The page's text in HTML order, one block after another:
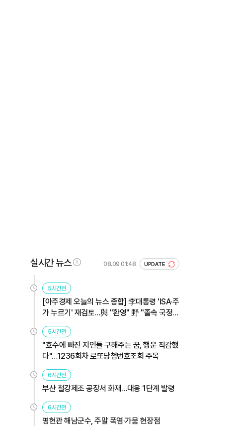
실시간 뉴스 08.09 01:48 UPDATE
5시간전
[아주경제 오늘의 뉴스 종합] 李대통령 'ISA·주
가 누르기' 재검토…與 "환영" 野 "졸속 국정"
外
5시간전
"호수에 빠진 지인들 구해주는 꿈, 행운 직감했
다"…1236회차 로또당첨번호조회 주목
6시간전
부산 철강제조 공장서 화재…대응 1단계 발령
6시간전
명현관 해남군수, 주말 폭염·가뭄 현장점